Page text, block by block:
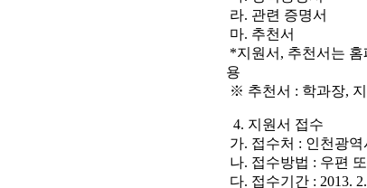
라. 관련 증명서
마. 추천서
*지원서, 추천서는 홈
용
※ 추천서 : 학과장,
4. 지원서 접수
가. 접수처 : 인천광
나. 접수방법 : 우편
다. 접수기간 : 2013.